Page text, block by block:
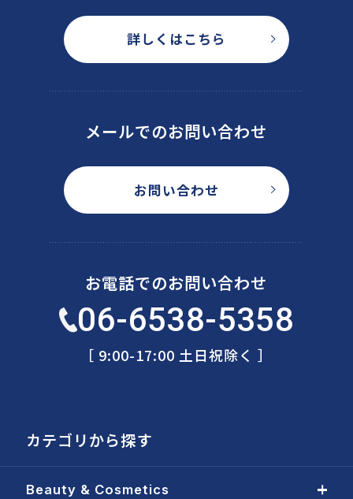
詳しくはこちら
メールでのお問い合わせ
お問い合わせ
お電話でのお問い合わせ
06-6538-5358
［ 9:00-17:00 土日祝除く ］
カテゴリから探す
Beauty & Cosmetics